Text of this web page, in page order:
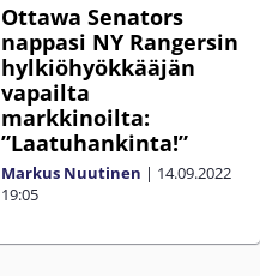
Ottawa Senators
nappasi NY Rangersin
hylkiöhyökkääjän
vapailta
markkinoilta:
”Laatuhankinta!”
Markus Nuutinen | 14.09.2022
19:05